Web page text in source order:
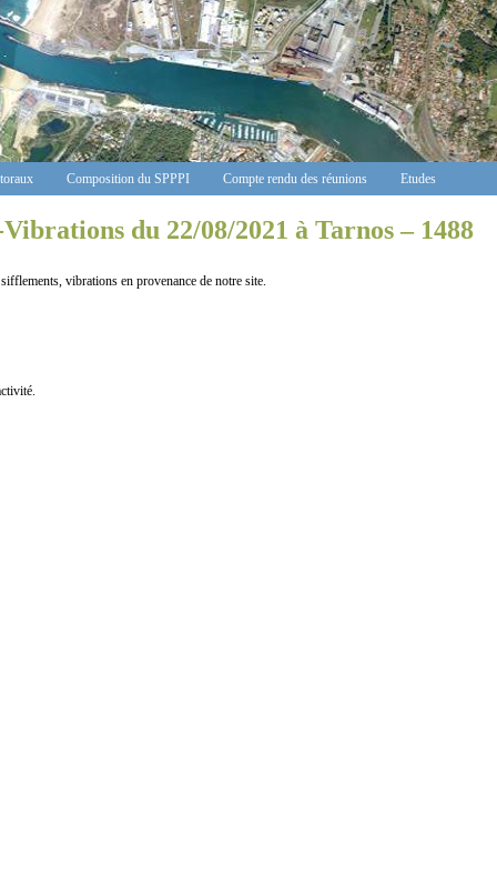
Composition du SPPPI Compte rendu des réunions Etudes
du 22/08/2021 à Tarnos – 1488
vibrations en provenance de notre site.